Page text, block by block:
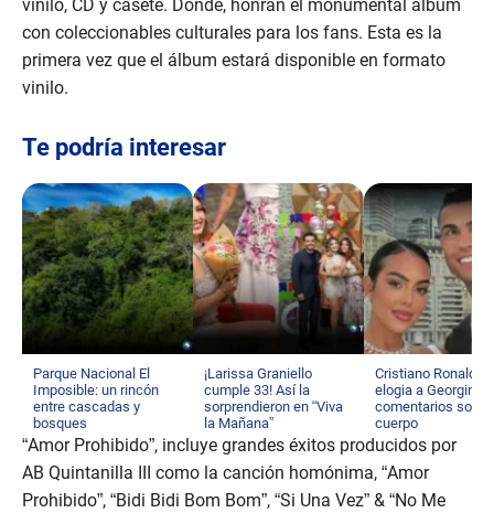
vinilo, CD y casete. Donde, honran el monumental álbum
con coleccionables culturales para los fans. Esta es la
primera vez que el álbum estará disponible en formato
vinilo.
Te podría interesar
Parque Nacional El
Imposible: un rincón
entre cascadas y
bosques
¡Larissa Graniello
cumple 33! Así la
sorprendieron en “Viva
la Mañana”
Cristiano Ronaldo
elogia a Georgina
comentarios
cuerpo
“Amor Prohibido”, incluye grandes éxitos producidos por
AB Quintanilla III como la canción homónima, “Amor
Prohibido”, “Bidi Bidi Bom Bom”, “Si Una Vez” & “No Me